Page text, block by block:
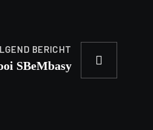
BERICHT
SBeMbasy